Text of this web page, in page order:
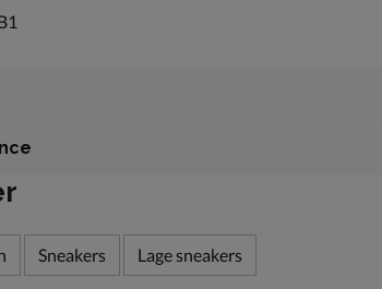
Sneakers Lage sneakers